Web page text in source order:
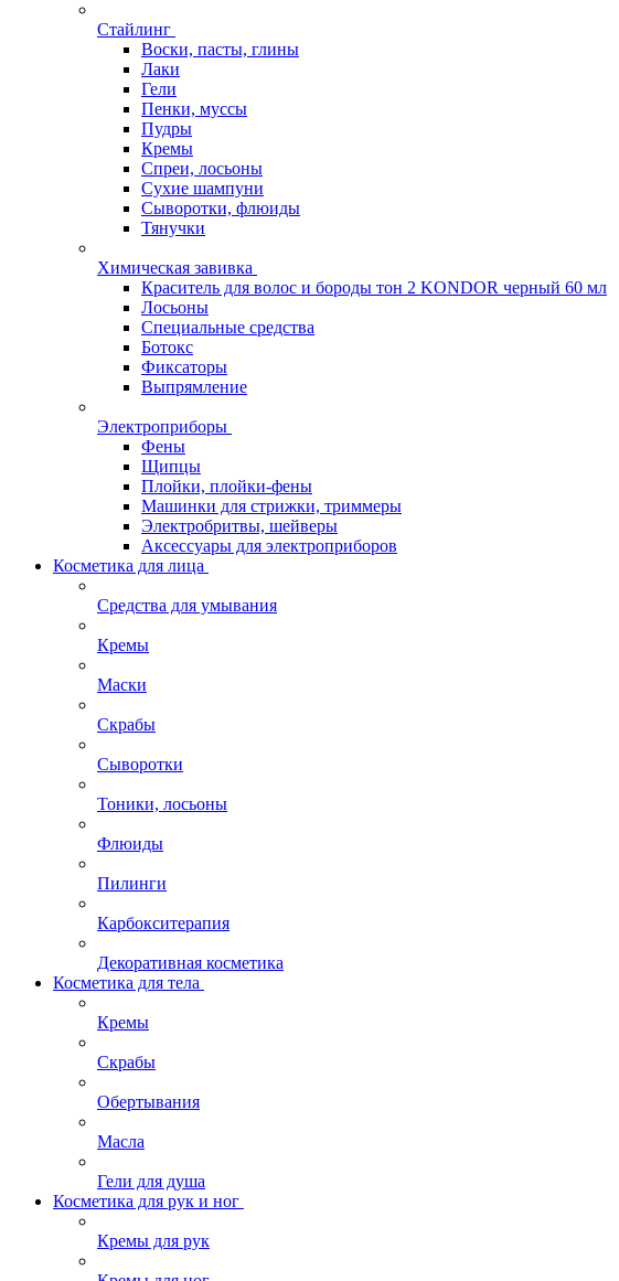
Стайлинг
Воски, пасты, глины
Лаки
Гели
Пенки, муссы
Пудры
Кремы
Спреи, лосьоны
Сухие шампуни
Сыворотки, флюиды
Тянучки
Химическая завивка
Краситель для волос и бороды тон 2 KONDOR черный 60 мл
Лосьоны
Специальные средства
Ботокс
Фиксаторы
Выпрямление
Электроприборы
Фены
Щипцы
Плойки, плойки-фены
Машинки для стрижки, триммеры
Электробритвы, шейверы
Аксессуары для электроприборов
Косметика для лица
Средства для умывания
Кремы
Маски
Скрабы
Сыворотки
Тоники, лосьоны
Флюиды
Пилинги
Карбокситерапия
Декоративная косметика
Косметика для тела
Кремы
Скрабы
Обертывания
Масла
Гели для душа
Косметика для рук и ног
Кремы для рук